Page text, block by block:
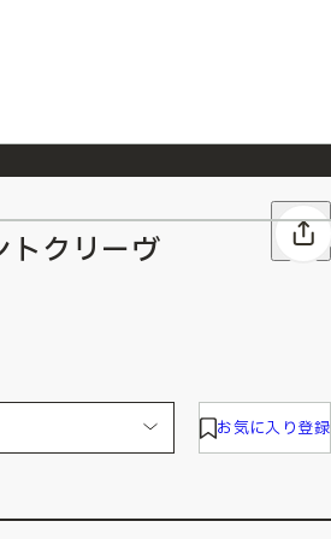
『ONE PIECE magazine 021 ONE PIECEカード付き同梱版』発売延期のご案内
クリーヴ
お気に入り登録